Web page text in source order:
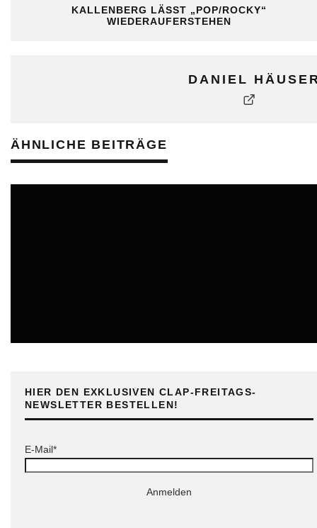
KALLENBERG LÄSST „POP/ROCKY“
WIEDERAUFERSTEHEN
DANIEL
ÄHNLICHE BEITRÄGE
HIER DEN EXKLUSIVEN CLAP-FREITAGS-
NEWSLETTER BESTELLEN!
E-Mail*
Anmelden